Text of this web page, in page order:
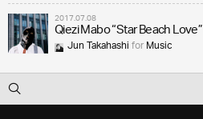
2017.07.08
Qiezi Mabo “Star Beach Love”
Jun TakahashiforMusic